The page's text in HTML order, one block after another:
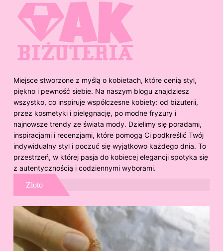
Miejsce stworzone z myślą o kobietach, które cenią styl,
piękno i pewność siebie. Na naszym blogu znajdziesz
wszystko, co inspiruje współczesne kobiety: od biżuterii,
przez kosmetyki i pielęgnację, po modne fryzury i
najnowsze trendy ze świata mody. Dzielimy się poradami,
inspiracjami i recenzjami, które pomogą Ci podkreślić Twój
indywidualny styl i poczuć się wyjątkowo każdego dnia. To
przestrzeń, w której pasja do kobiecej elegancji spotyka się
z autentycznością i codziennymi wyborami.
Złoto